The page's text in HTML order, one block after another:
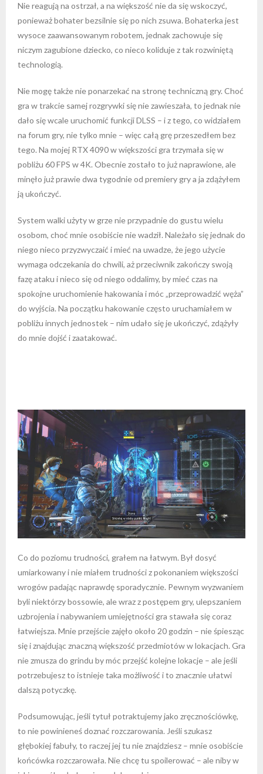
Nie reagują na ostrzał, a na większość nie da się wskoczyć,
ponieważ bohater bezsilnie się po nich zsuwa. Bohaterka jest
wysoce zaawansowanym robotem, jednak zachowuje się
niczym zagubione dziecko, co nieco koliduje z tak rozwiniętą
technologią.
Nie mogę także nie ponarzekać na stronę techniczną gry. Choć
gra w trakcie samej rozgrywki się nie zawieszała, to jednak nie
dało się wcale uruchomić funkcji DLSS – i z tego, co widziałem
na forum gry, nie tylko mnie – więc całą grę przeszedłem bez
tego. Na mojej RTX 4090 w większości gra trzymała się w
pobliżu 60 FPS w 4K. Obecnie zostało to już naprawione, ale
minęło już prawie dwa tygodnie od premiery gry a ja zdążyłem
ją ukończyć.
System walki użyty w grze nie przypadnie do gustu wielu
osobom, choć mnie osobiście nie wadził. Należało się jednak do
niego nieco przyzwyczaić i mieć na uwadze, że jego użycie
wymaga odczekania do chwili, aż przeciwnik zakończy swoją
fazę ataku i nieco się od niego oddalimy, by mieć czas na
spokojne uruchomienie hakowania i móc „przeprowadzić węża”
do wyjścia. Na początku hakowanie często uruchamiałem w
pobliżu innych jednostek – nim udało się je ukończyć, zdążyły
do mnie dojść i zaatakować.
Co do poziomu trudności, grałem na łatwym. Był dosyć
umiarkowany i nie miałem trudności z pokonaniem większości
wrogów padając naprawdę sporadycznie. Pewnym wyzwaniem
byli niektórzy bossowie, ale wraz z postępem gry, ulepszaniem
uzbrojenia i nabywaniem umiejętności gra stawała się coraz
łatwiejsza. Mnie przejście zajęło około 20 godzin – nie śpiesząc
się i znajdując znaczną większość przedmiotów w lokacjach. Gra
nie zmusza do grindu by móc przejść kolejne lokacje – ale jeśli
potrzebujesz to istnieje taka możliwość i to znacznie ułatwi
dalszą potyczkę.
Podsumowując, jeśli tytuł potraktujemy jako zręcznościówkę,
to nie powinieneś doznać rozczarowania. Jeśli szukasz
głębokiej fabuły, to raczej jej tu nie znajdziesz – mnie osobiście
końcówka rozczarowała. Nie chcę tu spoilerować – ale niby w